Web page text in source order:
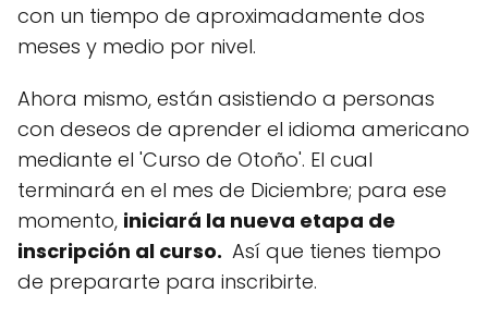
con un tiempo de aproximadamente dos
meses y medio por nivel.
Ahora mismo, están asistiendo a personas
con deseos de aprender el idioma americano
mediante el 'Curso de Otoño'. El cual
terminará en el mes de Diciembre; para ese
momento, iniciará la nueva etapa de
inscripción al curso. Así que tienes tiempo
de prepararte para inscribirte.